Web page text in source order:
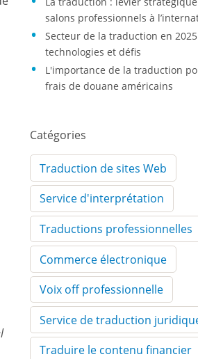
salons professionnels à
Secteur de la traduction en
technologies et défis
L'importance de la traduction
frais de douane américains
Catégories
Traduction de sites Web
Service d'interprétation
Traductions professionnelles
Commerce électronique
Voix off professionnelle
Service de traduction
Traduire le contenu financier